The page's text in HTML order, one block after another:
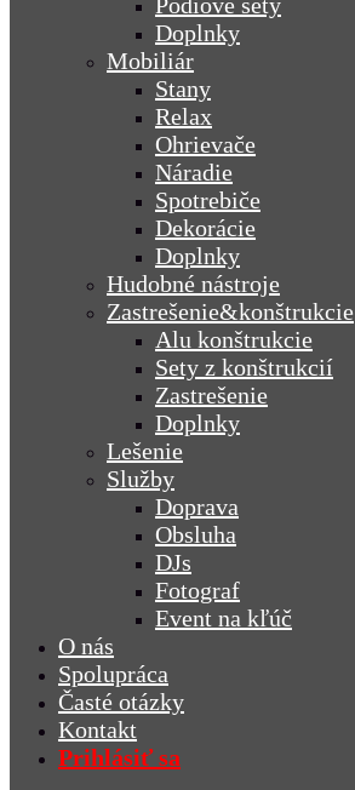
Doplnky
Mobiliár
Stany
Relax
Ohrievače
Náradie
Spotrebiče
Dekorácie
Doplnky
Hudobné nástroje
Zastrešenie&konštrukcie
Alu konštrukcie
Sety z konštrukcií
Zastrešenie
Doplnky
Lešenie
Služby
Doprava
Obsluha
DJs
Fotograf
Event na kľúč
O nás
Spolupráca
Časté otázky
Kontakt
Prihlásiť sa